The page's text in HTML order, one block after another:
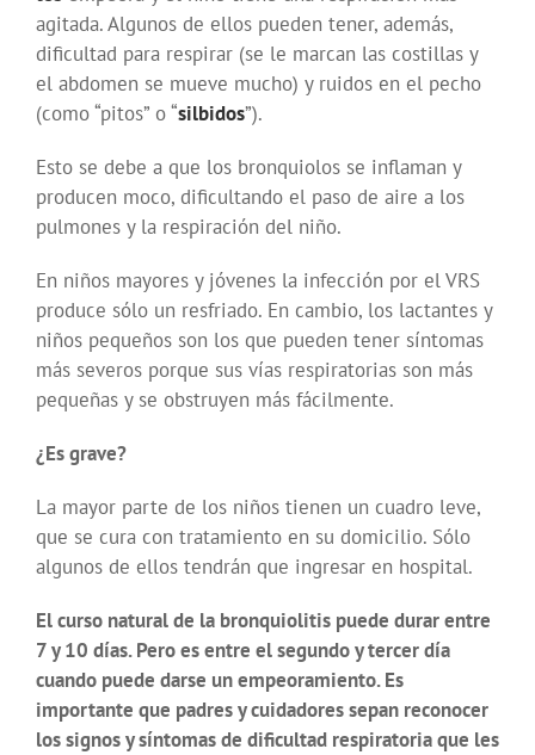
agitada. Algunos de ellos pueden tener, además,
dificultad para respirar (se le marcan las costillas y
el abdomen se mueve mucho) y ruidos en el pecho
(como “pitos” o “silbidos”).
Esto se debe a que los bronquiolos se inflaman y
producen moco, dificultando el paso de aire a los
pulmones y la respiración del niño.
En niños mayores y jóvenes la infección por el VRS
produce sólo un resfriado. En cambio, los lactantes y
niños pequeños son los que pueden tener síntomas
más severos porque sus vías respiratorias son más
pequeñas y se obstruyen más fácilmente.
¿Es grave?
La mayor parte de los niños tienen un cuadro leve,
que se cura con tratamiento en su domicilio. Sólo
algunos de ellos tendrán que ingresar en hospital.
El curso natural de la bronquiolitis puede durar entre
7 y 10 días. Pero es entre el segundo y tercer día
cuando puede darse un empeoramiento. Es
importante que padres y cuidadores sepan reconocer
los signos y síntomas de dificultad respiratoria que les